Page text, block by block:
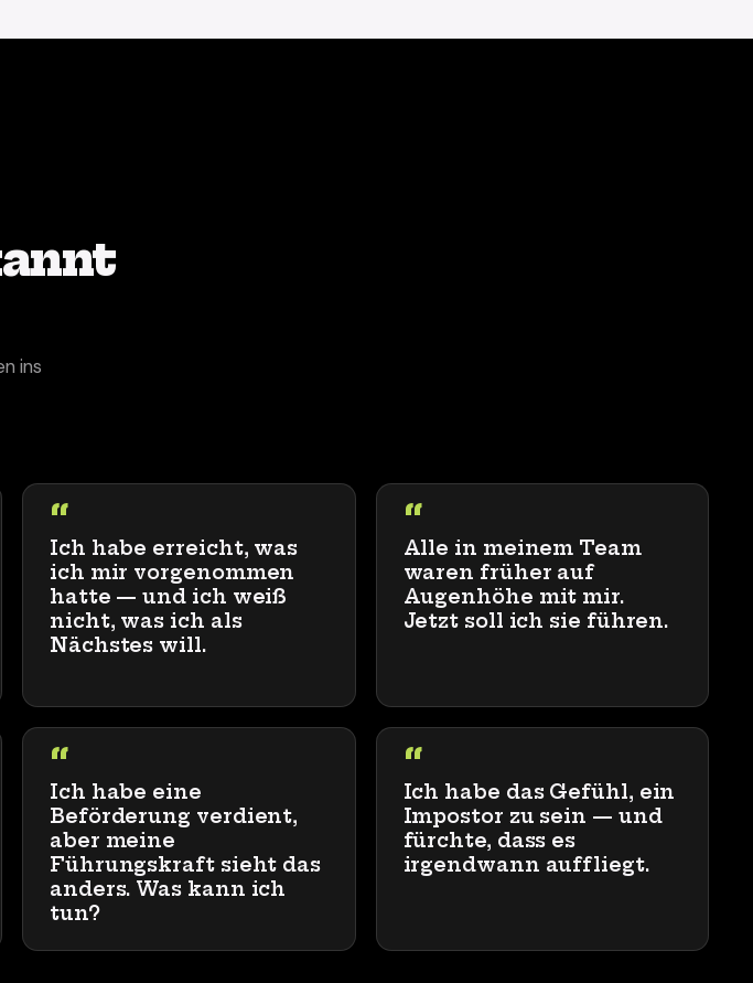
ins
“
Ich habe erreicht, was
ich mir vorgenommen
hatte — und ich weiß
nicht, was ich als
Nächstes will.
“
Alle in meinem Team
waren früher auf
Augenhöhe mit mir.
Jetzt soll ich sie führen.
“
Ich habe eine
Beförderung verdient,
aber meine
Führungskraft sieht das
anders. Was kann ich
tun?
“
Ich habe das Gefühl, ein
Impostor zu sein — und
fürchte, dass es
irgendwann auffliegt.